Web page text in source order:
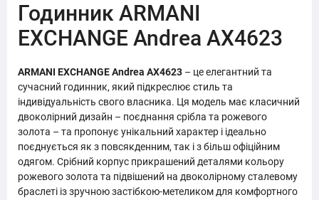
Годинник ARMANI
EXCHANGE Andrea AX4623
ARMANI EXCHANGE Andrea AX4623 – це елегантний та
сучасний годинник, який підкреслює стиль та
індивідуальність свого власника. Ця модель має класичний
двоколірний дизайн – поєднання срібла та рожевого
золота – та пропонує унікальний характер і ідеально
поєднується як з повсякденним, так і з більш офіційним
одягом. Срібний корпус прикрашений деталями кольору
рожевого золота та підвішений на двоколірному сталевому
браслеті із зручною застібкою-метеликом для комфортного